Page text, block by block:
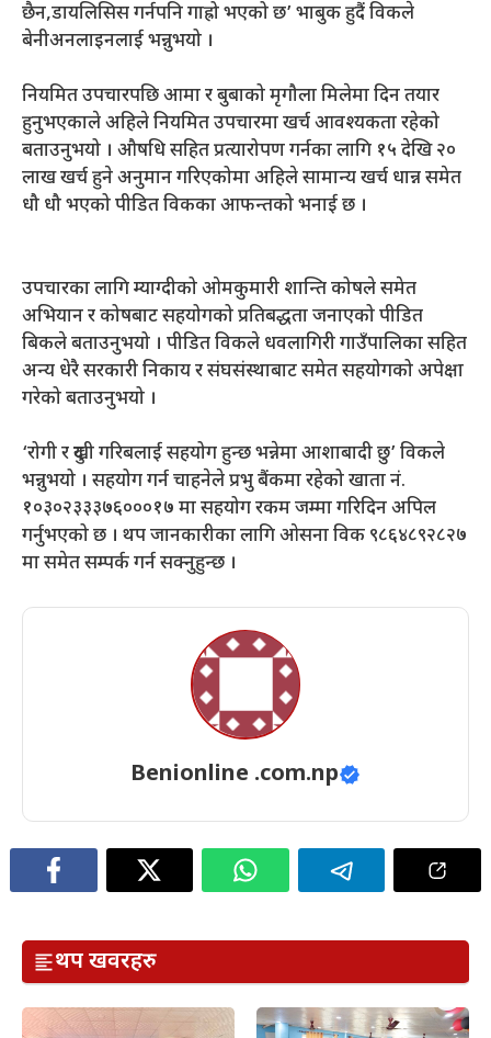
छैन,डायलिसिस गर्नपनि गाह्रो भएको छ’ भाबुक हुदैं विकले
बेनीअनलाइनलाई भन्नुभयो ।
नियमित उपचारपछि आमा र बुबाको मृगौला मिलेमा दिन तयार
हुनुभएकाले अहिले नियमित उपचारमा खर्च आवश्यकता रहेको
बताउनुभयो । औषधि सहित प्रत्यारोपण गर्नका लागि १५ देखि २०
लाख खर्च हुने अनुमान गरिएकोमा अहिले सामान्य खर्च धान्न समेत
धौ धौ भएको पीडित विकका आफन्तको भनाई छ ।
उपचारका लागि म्याग्दीको ओमकुमारी शान्ति कोषले समेत
अभियान र कोषबाट सहयोगको प्रतिबद्धता जनाएको पीडित
बिकले बताउनुभयो । पीडित विकले धवलागिरी गाउँपालिका सहित
अन्य धेरै सरकारी निकाय र संघसंस्थाबाट समेत सहयोगको अपेक्षा
गरेको बताउनुभयो ।
‘रोगी र दुखी गरिबलाई सहयोग हुन्छ भन्नेमा आशाबादी छु’ विकले
भन्नुभयो । सहयोग गर्न चाहनेले प्रभु बैंकमा रहेको खाता नं.
१०३०२३३३७६०००१७ मा सहयोग रकम जम्मा गरिदिन अपिल
गर्नुभएको छ । थप जानकारीका लागि ओसना विक ९८६४८९२८२७
मा समेत सम्पर्क गर्न सक्नुहुन्छ ।
Benionline .com.np
थप खवरहरु